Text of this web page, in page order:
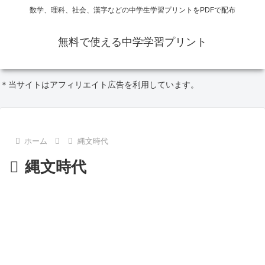
数学、理科、社会、漢字などの中学生学習プリントをPDFで配布
無料で使える中学学習プリント
＊当サイトはアフィリエイト広告を利用しています。
ホーム 縄文時代
縄文時代